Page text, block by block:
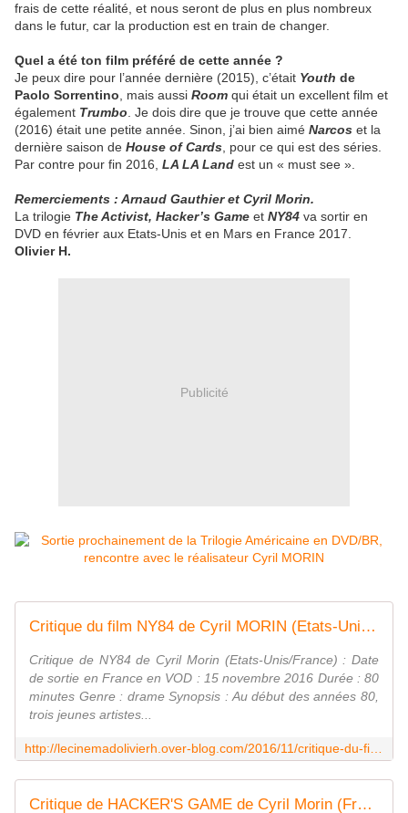
frais de cette réalité, et nous seront de plus en plus nombreux
dans le futur, car la production est en train de changer.
Quel a été ton film préféré de cette année ?
Je peux dire pour l’année dernière (2015), c’était Youth de
Paolo Sorrentino , mais aussi Room qui était un excellent film et
également Trumbo . Je dois dire que je trouve que cette année
(2016) était une petite année. Sinon, j’ai bien aimé Narcos et la
dernière saison de House of Cards , pour ce qui est des séries.
Par contre pour fin 2016, LA LA Land est un « must see ».
Remerciements : Arnaud Gauthier et Cyril Morin.
La trilogie The Activist, Hacker’s Game et NY84 va sortir en
DVD en février aux Etats-Unis et en Mars en France 2017.
Olivier H.
Publicité
Critique du film NY84 de Cyril MORIN (Etats-Unis / France) - Le blog du cinema d' Olivier H
Critique de NY84 de Cyril Morin (Etats-Unis/France) : Date
de sortie en France en VOD : 15 novembre 2016 Durée : 80
minutes Genre : drame Synopsis : Au début des années 80,
trois jeunes artistes...
Critique de HACKER'S GAME de Cyril Morin (France / Etats) - Le blog du cinema d' Olivier H